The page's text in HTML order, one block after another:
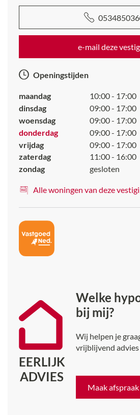
e-mail deze
Openingstijden
maandag
10:00 - 17:00
dinsdag
09:00 - 17:00
woensdag
09:00 - 17:00
donderdag
09:00 - 17:00
vrijdag
09:00 - 17:00
zaterdag
11:00 - 16:00
zondag
gesloten
Alle woningen van deze
EERLIJK
ADVIES
Welke
bij mij?
Wij helpen je
vrijblijvend advies
Maak afspraak